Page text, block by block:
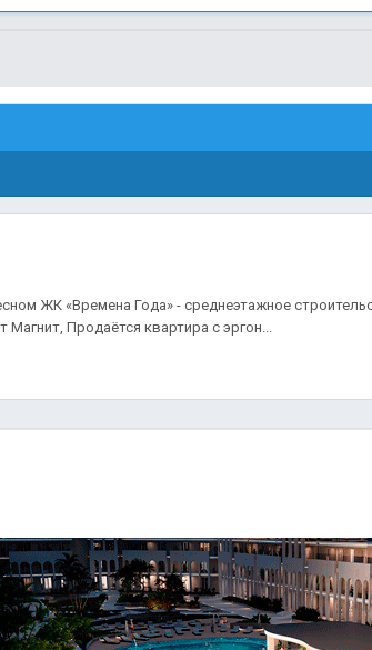
ЖК «Времена Года» - среднеэтажное
Продаётся квартира с эргон...